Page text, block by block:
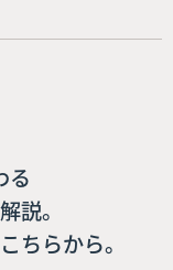
る
説。
ちらから。